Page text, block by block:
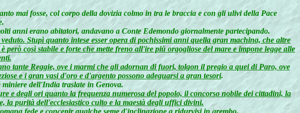
mai fosse, col corpo della dovizia colmo in tra le braccia e con gli ulivi della Pace
anni erano abitatori, andavano a Conte Edemondo giornalmente partecipando.
Stupì quanto intese esser opera di pochissimi anni quella gran machina, che altre
così stabile e forte che mette freno all'ire più orgogliose del mare e impone legge alle
tante Reggie, ove i marmi che gli adornan di fuori, tolgon il pregio a quei di Paro, ove
e i gran vasi d'oro e d'argento possono adeguarsi a gran tesori.
dell'India traslate in Genova.
e degli ori quanto la frequenza numerosa del popolo, il concorso nobile dei cittadini, la
la purità dell'ecclesiastico culto e la maestà degli uffici divini.
fede e concepir qualche seme d'inclinazione a ridurvisi in grembo.